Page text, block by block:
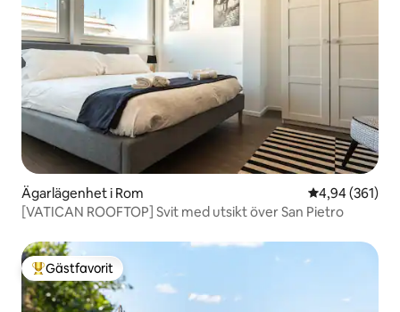
Ägarlägenhet i Rom 4,94 av 5 i
4,94 (361)
[VATICAN ROOFTOP] Svit med utsikt över San Pietro
Populär gästfavorit
Gästfavorit